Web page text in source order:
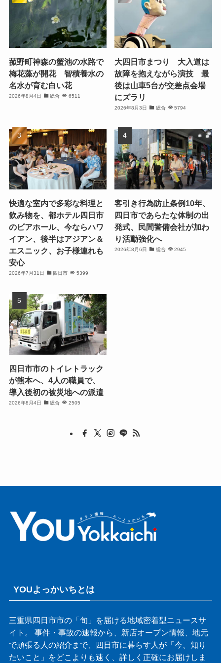
菰野町神森の蟹池の水路で
梅花藻が開花 智積養水の
名水が育む白い花
2026年8月4日 総合 6511
大四日市まつり 大入道は
故障を抱えながら演技 最
後は山車5台が交差点会場
にズラリ
2026年8月3日 総合 5794
快適な室内で多彩な料理と
飲み物を、都ホテル四日市
のビアホール、今ならハワ
イアン、後半はアジアン＆
エスニック、お子様連れも
安心
2026年7月31日 四日市 5399
客引き行為防止条例10年、
四日市であらたな体制の出
発式、民間警備会社が加わ
り活動強化へ
2026年8月6日 総合 2945
四日市市のトイレトラック
が熊本へ、4人の職員で、
導入後初の被災地への派遣
2026年8月4日 総合 2505
YOUよっかいちとは
三重県四日市市の「旬」を届ける地域密着型ニュースサ
イト。 事件・事故の速報から、新店オープン情報、地元
で頑張る人の紹介まで、四日市に暮らす人が「今、知り
たいこと」をどこよりも速く、詳しく正確にお届けしま